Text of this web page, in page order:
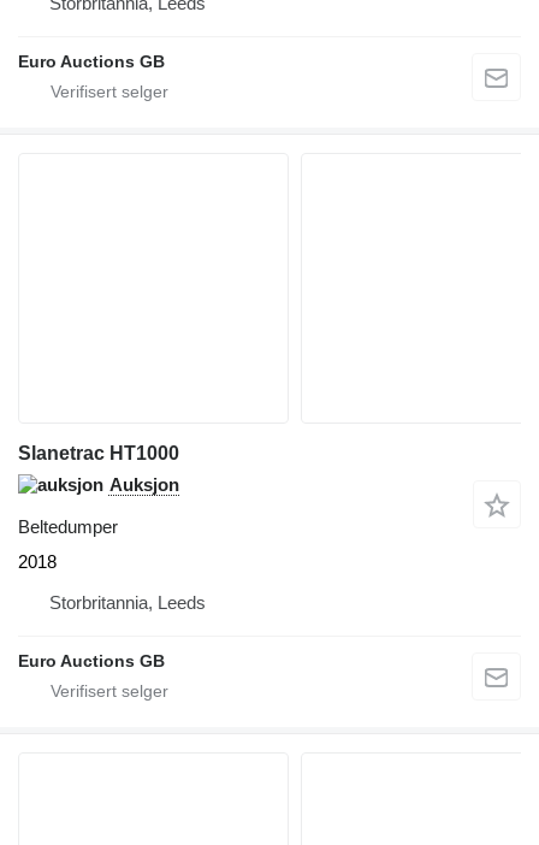
Euro Auctions GB
Slanetrac HT1000
Auksjon
Beltedumper
2018
Storbritannia, Leeds
Euro Auctions GB